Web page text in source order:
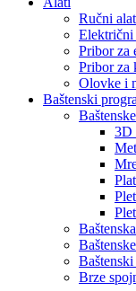
Ručni
Električni
Pribor za
Pribor za
Olovke i
Baštenski
3D
Brze